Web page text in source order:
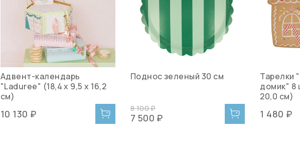
Адвент-календарь
"Laduree" (18,4 x 9,5 x 16,2
см)
10 130 ₽
Поднос зеленый 30 см
8 100 ₽
7 500 ₽
Тарелки
домик" 8
20,0 см)
1 480 ₽